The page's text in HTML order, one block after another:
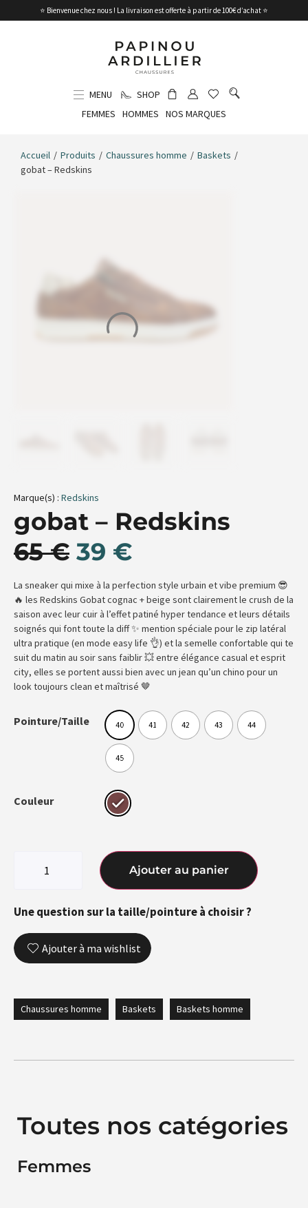
⭐ Bienvenue chez nous ! La livraison est offerte à partir de 100€ d’achat ⭐
MENU
SHOP
FEMMES
HOMMES NOS MARQUES
Accueil / Produits / Chaussures homme / Baskets /
gobat – Redskins
Marque(s) : Redskins
gobat – Redskins
65€ 39 €
La sneaker qui mixe à la perfection style urbain et vibe premium 😎
🔥 les Redskins Gobat cognac + beige sont clairement le crush de la
saison avec leur cuir à l’effet patiné hyper tendance et leurs détails
soignés qui font toute la diff ✨ mention spéciale pour le zip latéral
ultra pratique (en mode easy life 👌) et la semelle confortable qui te
suit du matin au soir sans faiblir 💥 entre élégance casual et esprit
city, elles se portent aussi bien avec un jean qu’un chino pour un
look toujours clean et maîtrisé 🤎
Pointure/Taille 40 41 42 43 44
45
Couleur
Ajouter au panier
Une question sur la taille/pointure à choisir ?
Ajouter à ma wishlist
Chaussures homme Baskets Baskets homme
Toutes nos catégories
Femmes